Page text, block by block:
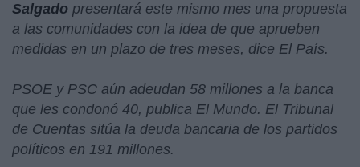
Salgado presentará este mismo mes una propuesta
a las comunidades con la idea de que aprueben
medidas en un plazo de tres meses, dice El País.
PSOE y PSC aún adeudan 58 millones a la banca
que les condonó 40, publica El Mundo. El Tribunal
de Cuentas sitúa la deuda bancaria de los partidos
políticos en 191 millones.